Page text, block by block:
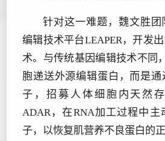
针对这一难题，魏文胜团
编辑技术平台LEAPER，开发
术。与传统基因编辑技术不同
胞递送外源编辑蛋白，而是
子，招募人体细胞内天然
ADAR，在RNA加工过程中主
子，以恢复肌营养不良蛋白的